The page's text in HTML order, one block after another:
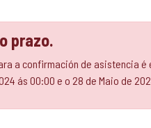
prazo.
a confirmación de asistencia é
ás 00:00 e o 28 de Maio de